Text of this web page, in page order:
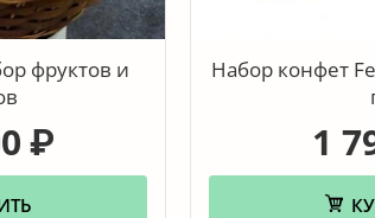
фруктов и
₽
Набор конфет
1